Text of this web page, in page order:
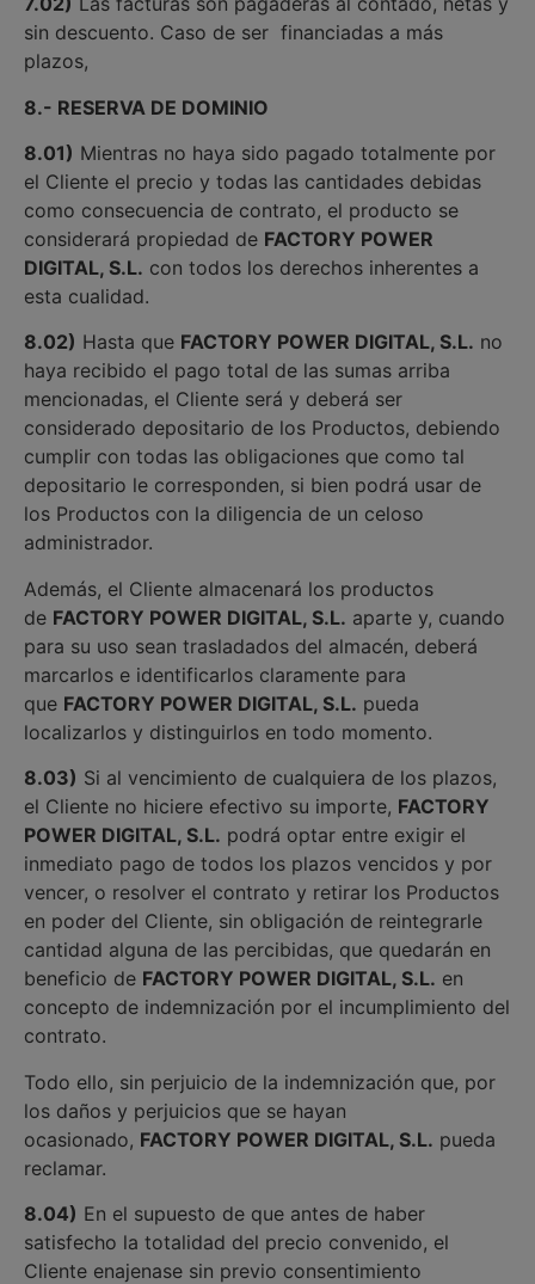
sin descuento. Caso de ser financiadas a más
plazos,
8.- RESERVA DE DOMINIO
8.01) Mientras no haya sido pagado totalmente por
el Cliente el precio y todas las cantidades debidas
como consecuencia de contrato, el producto se
considerará propiedad de FACTORY POWER
DIGITAL, S.L. con todos los derechos inherentes a
esta cualidad.
8.02) Hasta que FACTORY POWER DIGITAL, S.L. no
haya recibido el pago total de las sumas arriba
mencionadas, el Cliente será y deberá ser
considerado depositario de los Productos, debiendo
cumplir con todas las obligaciones que como tal
depositario le corresponden, si bien podrá usar de
los Productos con la diligencia de un celoso
administrador.
Además, el Cliente almacenará los productos
de FACTORY POWER DIGITAL, S.L. aparte y, cuando
para su uso sean trasladados del almacén, deberá
marcarlos e identificarlos claramente para
que FACTORY POWER DIGITAL, S.L. pueda
localizarlos y distinguirlos en todo momento.
8.03) Si al vencimiento de cualquiera de los plazos,
el Cliente no hiciere efectivo su importe, FACTORY
POWER DIGITAL, S.L. podrá optar entre exigir el
inmediato pago de todos los plazos vencidos y por
vencer, o resolver el contrato y retirar los Productos
en poder del Cliente, sin obligación de reintegrarle
cantidad alguna de las percibidas, que quedarán en
beneficio de FACTORY POWER DIGITAL, S.L. en
concepto de indemnización por el incumplimiento del
contrato.
Todo ello, sin perjuicio de la indemnización que, por
los daños y perjuicios que se hayan
ocasionado, FACTORY POWER DIGITAL, S.L. pueda
reclamar.
8.04) En el supuesto de que antes de haber
satisfecho la totalidad del precio convenido, el
Cliente enajenase sin previo consentimiento